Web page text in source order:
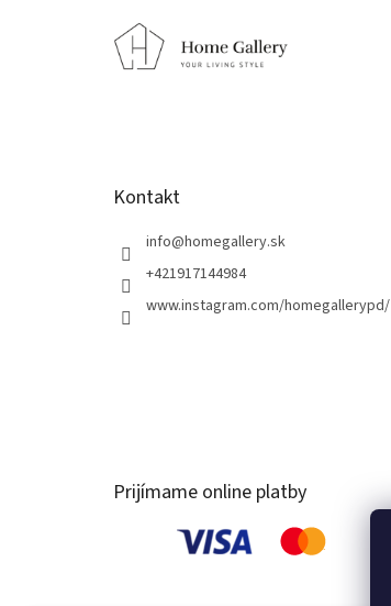
Kontakt
info@homegallery.sk
+421917144984
www.instagram.com/homegallerypd/
Prijímame online platby